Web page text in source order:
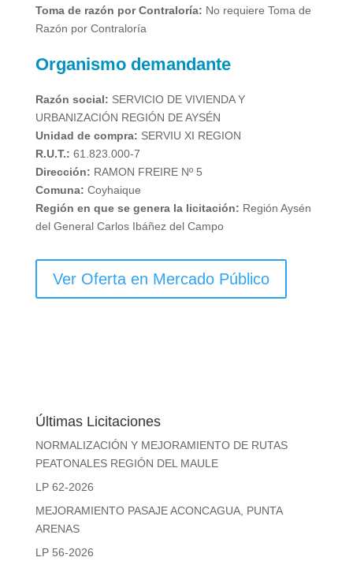
Toma de razón por Contraloría: No requiere Toma de
Razón por Contraloría
Organismo demandante
Razón social: SERVICIO DE VIVIENDA Y
URBANIZACIÓN REGIÓN DE AYSÉN
Unidad de compra: SERVIU XI REGION
R.U.T.: 61.823.000-7
Dirección: RAMON FREIRE Nº 5
Comuna: Coyhaique
Región en que se genera la licitación: Región Aysén
del General Carlos Ibáñez del Campo
Ver Oferta en Mercado Público
Últimas Licitaciones
NORMALIZACIÓN Y MEJORAMIENTO DE RUTAS
PEATONALES REGIÓN DEL MAULE
LP 62-2026
MEJORAMIENTO PASAJE ACONCAGUA, PUNTA
ARENAS
LP 56-2026